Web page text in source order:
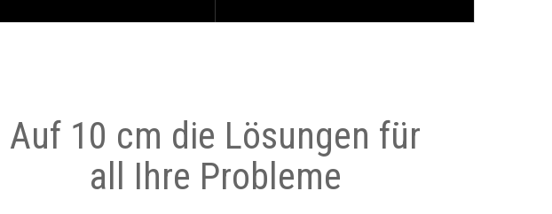
Auf 10 cm die Lösungen für
all Ihre Probleme